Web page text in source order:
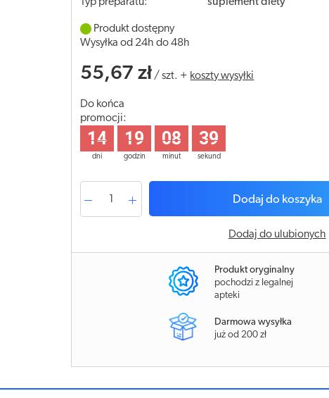
Produkt dostępny
Wysyłka od 24h do 48h
55,67 zł /szt. + koszty wysyłki
Do końca
promocji:
dni
14
godzin
19
minut
08
sekund
38
Dodaj do koszyka
Dodaj do ulubionych
Produkt oryginalny
pochodzi z legalnej
apteki
Darmowa wysyłka
już od 200 zł